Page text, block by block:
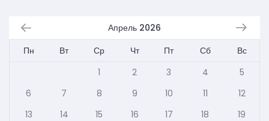
Апрель 2026
Пн
Вт Ср Чт Пт Сб
Вс
1
2 3 4
5
6
7 8 9 10 11
12
13
14 15 16 17 18
19